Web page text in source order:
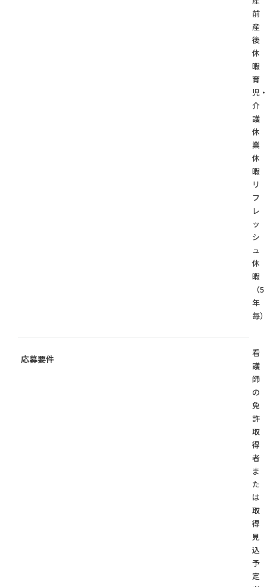
前
産
後
休
暇
育
児・
介
護
休
業
休
暇
リ
フ
レ
ッ
シ
ュ
休
暇
（5
年
毎）
応募要件
看
護
師
の
免
許
取
得
者
ま
た
は
取
得
見
込
予
定